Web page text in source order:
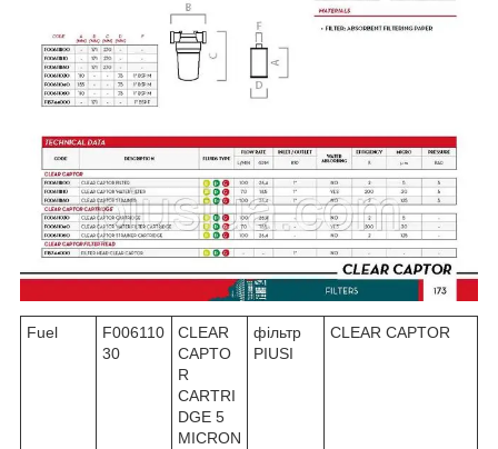
Fuel
F006110
30
CLEAR
CAPTO
R
CARTRI
DGE 5
MICRON
фільтр
PIUSI
CLEAR CAPTOR